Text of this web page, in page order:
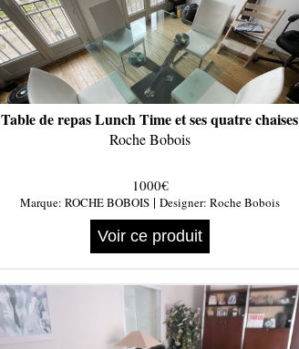
Table de repas Lunch Time et ses quatre chaises
Roche Bobois
1000€
Marque: ROCHE BOBOIS | Designer: Roche Bobois
Voir ce produit